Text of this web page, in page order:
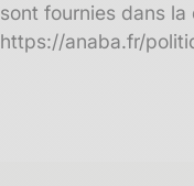
sont fournies dans la
https://anaba.fr/